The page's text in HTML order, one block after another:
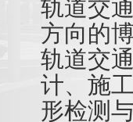
轨道交
方向的
轨道交
计、施
形检测